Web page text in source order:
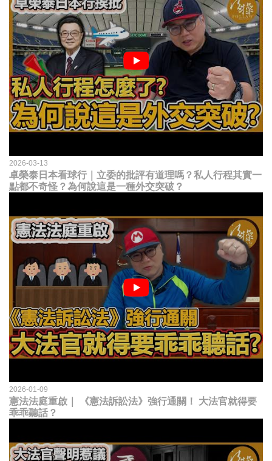
2026-03-13
卓榮泰日本看球行｜立委的批評有道理嗎？私人行程其實一
點都不奇怪？為何說這是一種外交突破？
2026-01-09
憲法法庭重啟｜ 《憲法訴訟法》強行通關！ 大法官就得要
乖乖聽話？